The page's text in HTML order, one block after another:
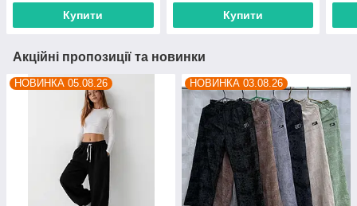
Купити Купити
Акційні пропозиції та новинки
НОВИНКА 05.08.26 НОВИНКА 03.08.26